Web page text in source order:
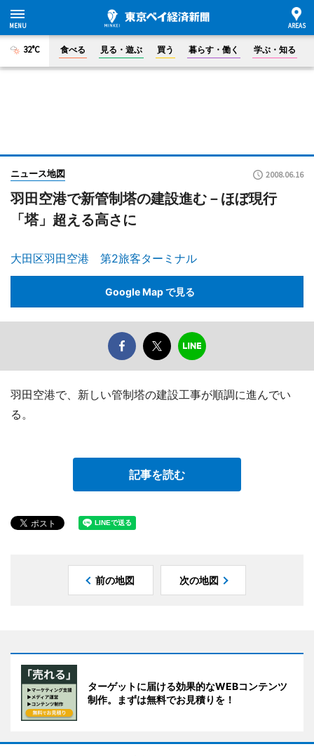
32°C 食べる 見る・遊ぶ 買う 暮らす・働く 学ぶ・知る
ニュース地図 2008.06.16
羽田空港で新管制塔の建設進む－ほぼ現行
「塔」超える高さに
大田区羽田空港 第2旅客ターミナル
Google Map で見る
羽田空港で、新しい管制塔の建設工事が順調に進んでい
る。
記事を読む
前の地図 次の地図
ターゲットに届ける効果的なWEBコンテンツ
制作。まずは無料でお見積りを！